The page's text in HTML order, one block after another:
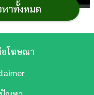
าทั้งหมด
โฆษณา